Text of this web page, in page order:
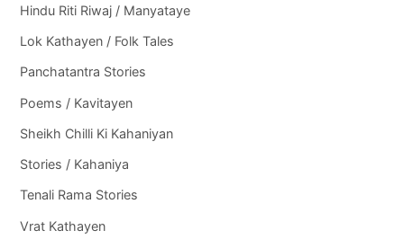
Hindu Riti Riwaj / Manyataye
Lok Kathayen / Folk Tales
Panchatantra Stories
Poems / Kavitayen
Sheikh Chilli Ki Kahaniyan
Stories / Kahaniya
Tenali Rama Stories
Vrat Kathayen